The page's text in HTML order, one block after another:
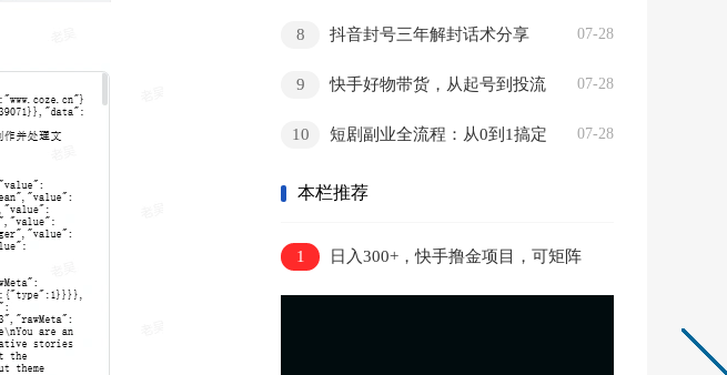
07-28
8 抖音封号三年解封话术分享
07-28
9
快手好物带货，从起号到投流
07-28
10
短剧副业全流程：从0到1搞定
本栏推荐
1 日入300+，快手撸金项目，可矩阵